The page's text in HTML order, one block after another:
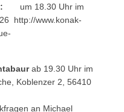
um 18.30 Uhr im
http://www.konak-
ab 19.30 Uhr im
Koblenzer 2, 56410
an Michael